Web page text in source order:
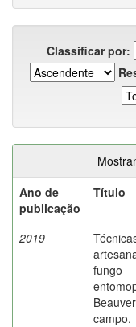
Classificar por:
Ano de
publicação
Título
2019
fungo
campo.